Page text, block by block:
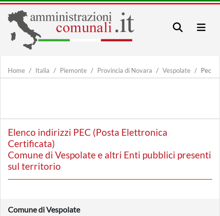
Home Italia Piemonte Provincia di Novara Vespolate Pec
Elenco indirizzi PEC (Posta Elettronica
Certificata)
Comune di Vespolate e altri Enti pubblici presenti
sul territorio
Comune di Vespolate